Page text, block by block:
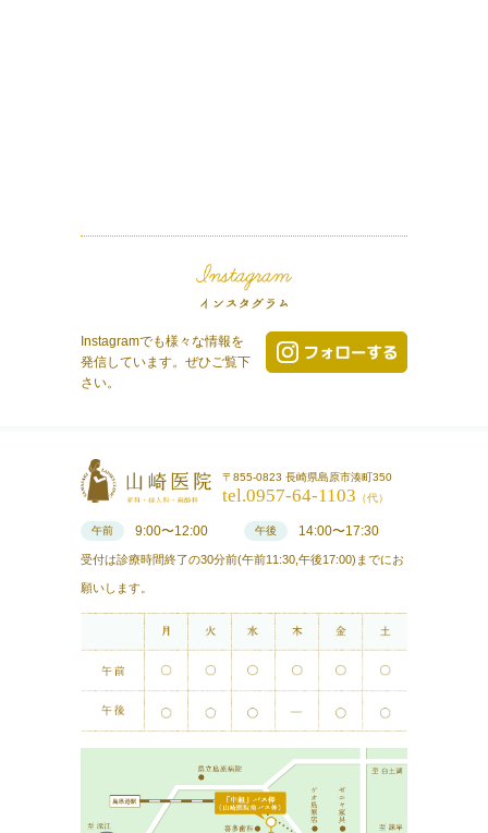
Instagramでも様々な情報を
発信しています。ぜひご覧下
さい。
〒855-0823 長崎県島原市湊町350
tel.0957-64-1103 （代）
午前 9:00〜12:00 午後 14:00〜17:30
受付は診療時間終了の30分前(午前11:30,午後17:00)までにお
願いします。